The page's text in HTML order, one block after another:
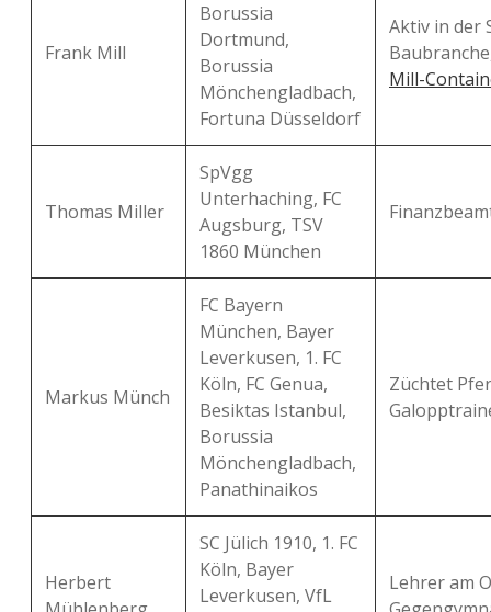
Frank Mill
Borussia
Dortmund,
Borussia
Mönchengladbach,
Fortuna Düsseldorf
Aktiv in der
Mill-
Thomas Miller
SpVgg
Unterhaching, FC
Augsburg, TSV
1860 München
Markus Münch
FC Bayern
München, Bayer
Leverkusen, 1. FC
Köln, FC Genua,
Besiktas Istanbul,
Borussia
Mönchengladbach,
Panathinaikos
Züchtet
Herbert
SC Jülich 1910, 1. FC
Köln, Bayer
Leverkusen, VfL
Lehrer am